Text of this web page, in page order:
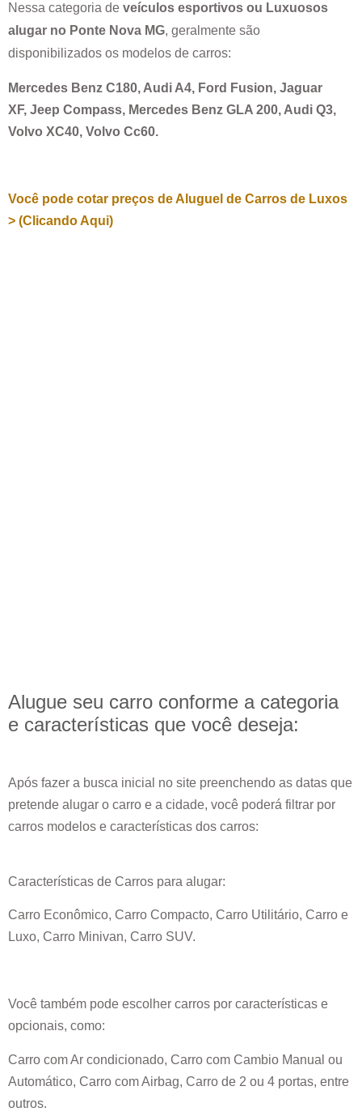
Nessa categoria de veículos esportivos ou Luxuosos
alugar no Ponte Nova MG, geralmente são
disponibilizados os modelos de carros:
Mercedes Benz C180, Audi A4, Ford Fusion, Jaguar
XF, Jeep Compass, Mercedes Benz GLA 200, Audi Q3,
Volvo XC40, Volvo Cc60.
Você pode cotar preços de Aluguel de Carros de Luxos
> (Clicando Aqui)
Alugue seu carro conforme a categoria
e características que você deseja:
Após fazer a busca inicial no site preenchendo as datas que
pretende alugar o carro e a cidade, você poderá filtrar por
carros modelos e características dos carros:
Características de Carros para alugar:
Carro Econômico, Carro Compacto, Carro Utilitário, Carro e
Luxo, Carro Minivan, Carro SUV.
Você também pode escolher carros por características e
opcionais, como:
Carro com Ar condicionado, Carro com Cambio Manual ou
Automático, Carro com Airbag, Carro de 2 ou 4 portas, entre
outros.